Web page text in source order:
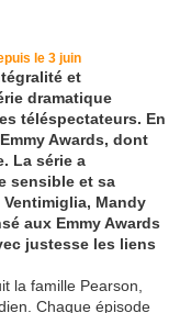
le 3 juin
et
dramatique
téléspectateurs. En
Awards, dont
La série a
sensible et sa
Mandy
aux Emmy Awards
justesse les liens
la famille Pearson,
Chaque épisode